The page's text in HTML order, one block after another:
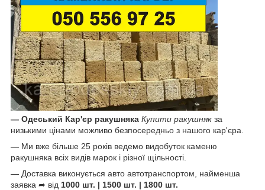
— Одеський Кар'єр ракушняка Купити ракушняк за
низькими цінами можливо безпосередньо з нашого кар'єра.
— Ми вже більше 25 років ведемо видобуток каменю
ракушняка всіх видів марок і різної щільності.
— Доставка виконується авто автотранспортом, найменша
заявка ➦ від 1000 шт. | 1500 шт. | 1800 шт.